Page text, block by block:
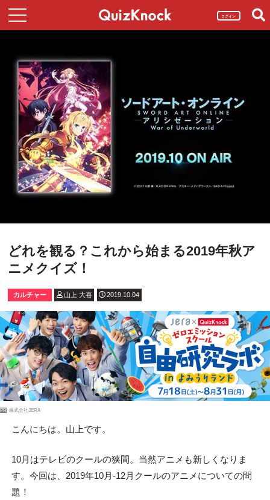
ログイン
どれを観る？これから始まる2019年秋ア
ニメクイズ！
カルチャー 山上 大喜 2019.10.04
PR 株式会社JERA
こんにちは。山上です。
10月はテレビのクールの狭間。当然アニメも新しくなりま
す。今回は、2019年10月-12月クールのアニメについての問
題！